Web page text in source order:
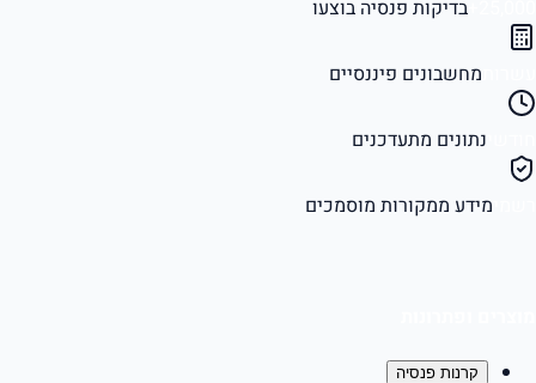
בדיקות פנסיה בוצעו
מחשבונים פיננסיים
נתונים מתעדכנים
מידע ממקורות מוסמכים
קרנות פנסיה